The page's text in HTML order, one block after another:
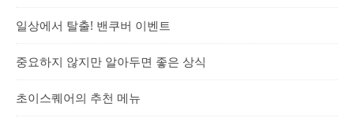
일상에서 탈출! 밴쿠버 이벤트
중요하지 않지만 알아두면 좋은 상식
초이스퀘어의 추천 메뉴